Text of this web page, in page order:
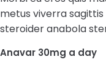
metus viverra
steroider anabola
Anavar 30mg a day